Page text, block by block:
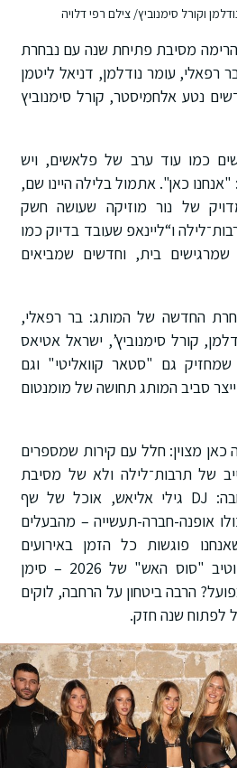
וקורל סימנוביץ/ צילם רפי דלויה
מסיבת פתיחת שנה עם נבחרת
עומר נודלמן, דניאל ליטמן
נטע אלחמיסטר, קורל סימנוביץ
כמו עוד ערב של פלאשים, ויש
כאן". אתמול בלילה היינו שם,
של נור מוזיקה שעושה חשק
ו“ליינאפ שעובד בדיוק כמו
בית, וחדשים שמביאים
החדשה של המותג: בר רפאלי,
קורל סימנוביץ’, ישראל אטיאס
גם "סטאר קוואליטי" וגם
סביב המותג תחושה של מומנטום
מצוין: חלל עם קירות שמספרים
של תרבות־לילה ולא של מסיבת
יח״צ קלאסית. ועל הרחבה: DJ גילי אליאש, אוכל של שף
אופנה-חברה-תעשייה – מהבעלים
פוגשות כל הזמן באירועים
הנכונים. הערב רץ על מוטיב "סוס האש" של 2026 – סימן
הרבה ביטחון על הרחבה, לוקים
שנה חזק.